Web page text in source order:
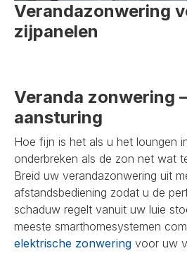
Verandazonwering
zijpanelen
Veranda zonwering
aansturing
Hoe fijn is het als u het loungen
onderbreken als de zon net wat
Breid uw verandazonwering uit
afstandsbediening zodat u de
schaduw regelt vanuit uw luie
meeste smarthomesystemen
elektrische zonwering voor uw